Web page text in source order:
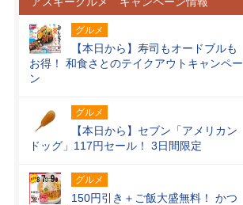
グルメ
【本日から】寿司もオードブルも
お得！ 和食さとのテイクアウトキャンペー
ン
グルメ
【本日から】セブン「アメリカン
ドッグ」117円セール！ 3日間限定
グルメ
150円引き＋ご飯大盛無料！ かつ